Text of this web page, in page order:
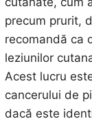
precum prurit,
recomandă ca
leziunilor
Acest lucru
cancerului de
dacă este